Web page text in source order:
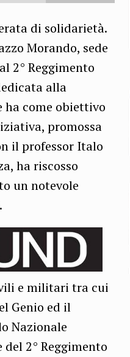
di solidarietà.
Morando, sede
2° Reggimento
alla
ha come obiettivo
promossa
il professor Italo
ha riscosso
un notevole
e militari tra cui
Genio ed il
Nazionale
2° Reggimento